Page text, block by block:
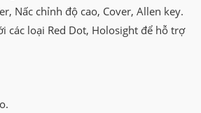
Nấc chỉnh độ cao, Cover, Allen key.
các loại Red Dot, Holosight để hỗ trợ